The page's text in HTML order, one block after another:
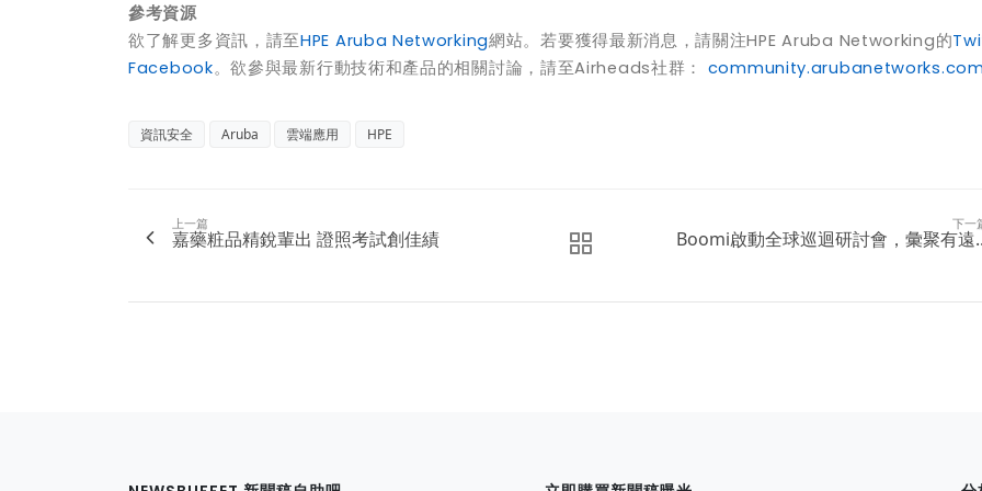
參考資源
欲了解更多資訊，請至HPE Aruba Networking網站。若要獲得最新消息，請關注HPE Aruba Networking的
Facebook。欲參與最新行動技術和產品的相關討論，請至Airheads社群： community.arubanetworks.com
資訊安全 Aruba 雲端應用 HPE
上一篇
嘉藥粧品精銳輩出 證照考試創佳績
下一
Boomi啟動全球巡迴研討會，彙聚有遠